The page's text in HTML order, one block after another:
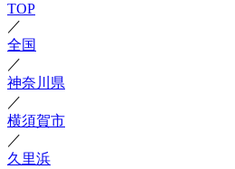
TOP
／
全国
／
神奈川県
／
横須賀市
／
久里浜